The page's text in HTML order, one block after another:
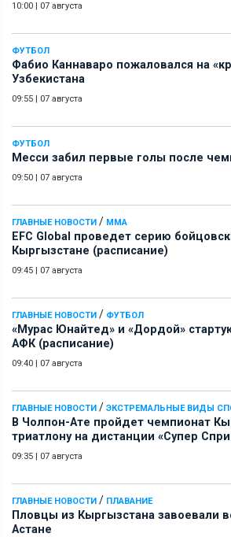
10:00 | 07 августа
ФУТБОЛ
Фабио Каннаваро пожаловался на
Узбекистана
09:55 | 07 августа
ФУТБОЛ
Месси забил первые голы после
09:50 | 07 августа
ГЛАВНЫЕ НОВОСТИ / ММА
EFC Global проведет серию
Кыргызстане (расписание)
09:45 | 07 августа
ГЛАВНЫЕ НОВОСТИ / ФУТБОЛ
«Мурас Юнайтед» и «Дордой»
АФК (расписание)
09:40 | 07 августа
ГЛАВНЫЕ НОВОСТИ / ЭКСТРЕМАЛЬНЫЕ ВИДЫ
В Чолпон-Ате пройдет чемпионат
триатлону на дистанции «Супер
09:35 | 07 августа
ГЛАВНЫЕ НОВОСТИ / ПЛАВАНИЕ
Пловцы из Кыргызстана завоевали
Астане